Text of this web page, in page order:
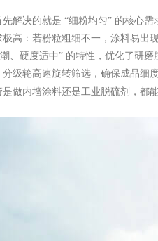
解决的就是 “细粉均匀” 的核心
高：若粉粒粗细不一，涂料易出
、硬度适中” 的特性，优化了研
级轮高速旋转筛选，确保成品细
做内墙涂料还是工业脱硫剂，都